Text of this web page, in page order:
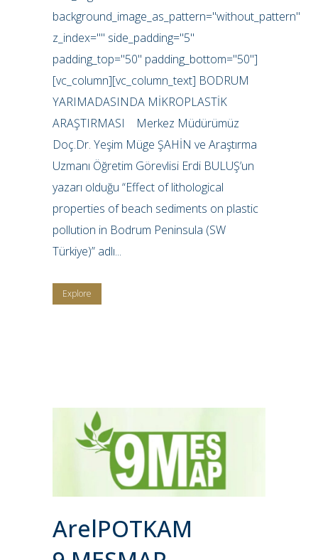
background_image_as_pattern="without_pattern"
z_index="" side_padding="5"
padding_top="50" padding_bottom="50"]
[vc_column][vc_column_text] BODRUM
YARIMADASINDA MİKROPLASTİK
ARAŞTIRMASI Merkez Müdürümüz
Doç.Dr. Yeşim Müge ŞAHİN ve Araştırma
Uzmanı Öğretim Görevlisi Erdi BULUŞ’un
yazarı olduğu “Effect of lithological
properties of beach sediments on plastic
pollution in Bodrum Peninsula (SW
Türkiye)” adlı...
Explore
ArelPOTKAM